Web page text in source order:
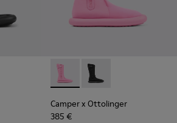
- K201563-002 - Sandales noires pour
- K201563-001 - Sandales
Camper x Ottolinger -
Camper x Ottolinger
Camper x Ottolinger
385 €